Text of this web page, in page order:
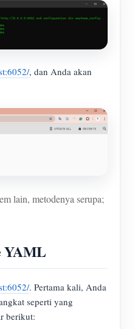
, dan Anda akan
lain, metodenya serupa;
YAML
. Pertama kali, Anda
seperti yang
berikut: